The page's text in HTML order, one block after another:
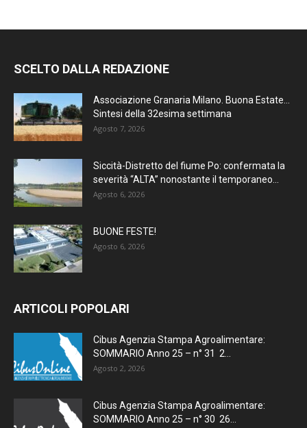
SCELTO DALLA REDAZIONE
Associazione Granaria Milano. Buona Estate…
Sintesi della 32esima settimana
Agosto 7, 2026
Siccità-Distretto del fiume Po: confermata la
severità “ALTA” nonostante il temporaneo...
Agosto 6, 2026
BUONE FESTE!
Agosto 6, 2026
ARTICOLI POPOLARI
Cibus Agenzia Stampa Agroalimentare:
SOMMARIO Anno 25 – n° 31 2...
Agosto 2, 2026
Cibus Agenzia Stampa Agroalimentare:
SOMMARIO Anno 25 – n° 30 26...